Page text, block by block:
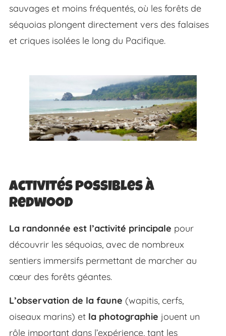
sauvages et moins fréquentés, où les forêts de
séquoias plongent directement vers des falaises
et criques isolées le long du Pacifique.
Activités possibles à
Redwood
La randonnée est l’activité principale pour
découvrir les séquoias, avec de nombreux
sentiers immersifs permettant de marcher au
cœur des forêts géantes.
L’observation de la faune (wapitis, cerfs,
oiseaux marins) etla photographie jouent un
rôle important dans l’expérience, tant les